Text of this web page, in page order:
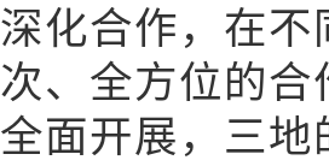
深化合作，在
次、全方位的
全面开展，三